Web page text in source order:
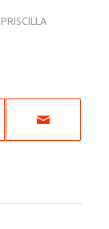
PRISCILLA